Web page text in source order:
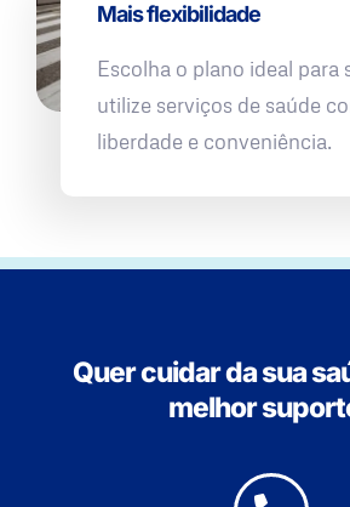
Mais flexibilidade
Escolha o plano ideal para
utilize serviços de saúde
liberdade e conveniência.
Quer cuidar da sua
melhor